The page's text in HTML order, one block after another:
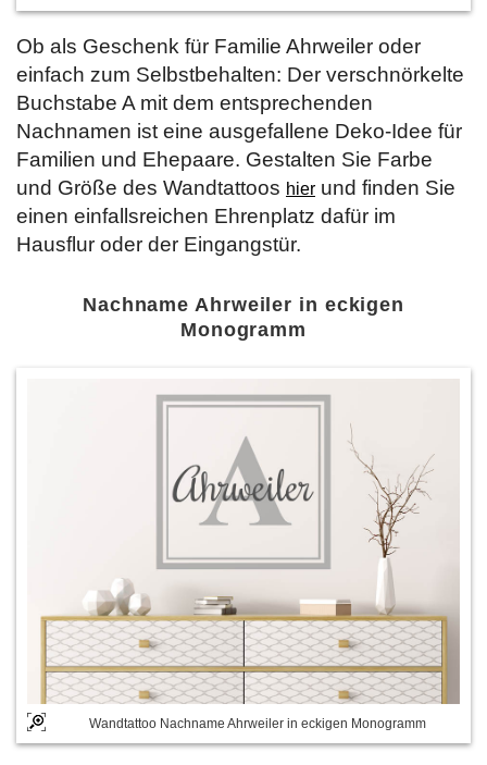
Ob als Geschenk für Familie Ahrweiler oder
einfach zum Selbstbehalten: Der verschnörkelte
Buchstabe A mit dem entsprechenden
Nachnamen ist eine ausgefallene Deko-Idee für
Familien und Ehepaare. Gestalten Sie Farbe
und Größe des Wandtattoos hier und finden Sie
einen einfallsreichen Ehrenplatz dafür im
Hausflur oder der Eingangstür.
Nachname Ahrweiler in eckigen
Monogramm
Wandtattoo Nachname Ahrweiler in eckigen Monogramm